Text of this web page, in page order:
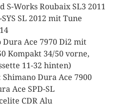
S-Works Roubaix SL3 2011
SL 2012 mit Tune
Ace 7970 Di2 mit
Kompakt 34/50 vorne,
11-32 hinten)
Dura Ace 7900
Ace SPD-SL
CDR Alu